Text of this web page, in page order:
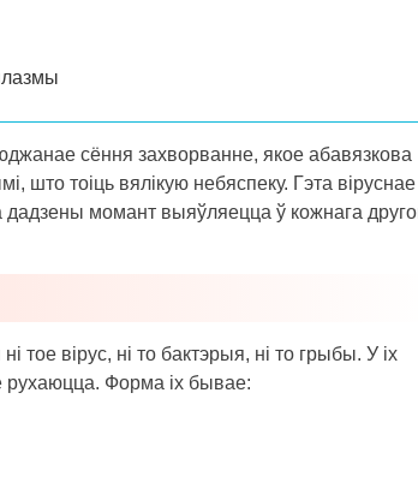
сёння захворванне, якое абавязкова
што тоіць вялікую небяспеку. Гэта віруснае
момант выяўляецца ў кожнага
тое вірус, ні то бактэрыя, ні то грыбы. У іх
рухаюцца. Форма іх бывае: